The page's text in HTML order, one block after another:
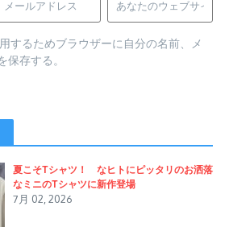
するためブラウザーに自分の名前、メ
保存する。
夏こそTシャツ！ なヒトにピッタリのお洒落
なミニのTシャツに新作登場
7月 02, 2026